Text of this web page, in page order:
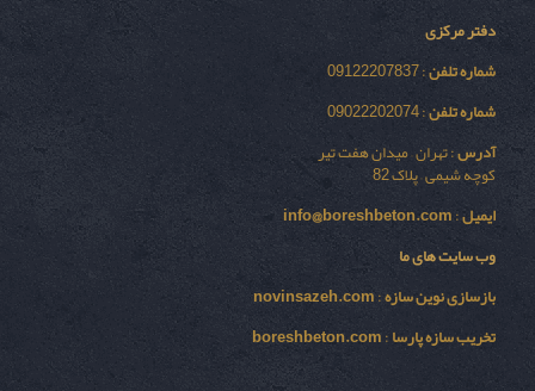
دفتر مرکزی
شماره تلفن: 09122207837
شماره تلفن: 09022202074
آدرس: تهران – میدان هفت تیر
کوچه شیمی – پلاک 82
ایمیل:
info@boreshbeton.com
وب سایت های ما
بازسازی نوين سازه:
novinsazeh.com
تخریب سازه پارسا:
boreshbeton.com